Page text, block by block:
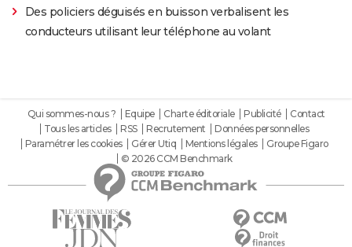
Des policiers déguisés en buisson verbalisent les
conducteurs utilisant leur téléphone au volant
Qui sommes-nous ? Equipe Charte éditoriale Publicité
Contact
Tous les articles
RSS Recrutement
Données personnelles
Paramétrer les cookies
Gérer Utiq Mentions légales
Groupe Figaro
© 2026 CCM Benchmark